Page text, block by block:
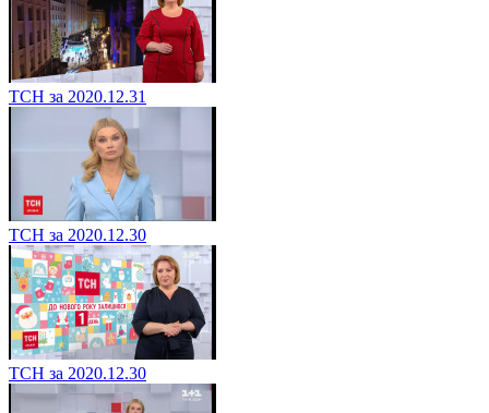
ТСН за 2020.12.31
ТСН за 2020.12.30
ТСН за 2020.12.30